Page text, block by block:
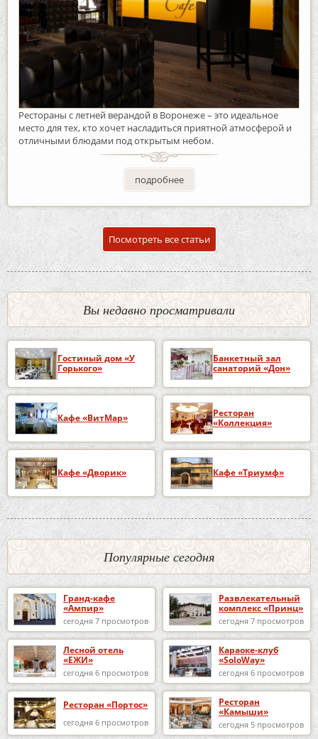
Рестораны с летней верандой в Воронеже – это идеальное
место для тех, кто хочет насладиться приятной атмосферой и
отличными блюдами под открытым небом.
подробнее
Посмотреть все статьи
Вы недавно просматривали
Гостиный дом «У
Горького»
Банкетный зал
санаторий «Дон»
Кафе «ВитМар»
Ресторан
«Коллекция»
Кафе «Дворик» Кафе «Триумф»
Популярные сегодня
Гранд-кафе
«Ампир»
сегодня 7 просмотров
Развлекательный
комплекс «Принц»
сегодня 7 просмотров
Лесной отель
«ЕЖИ»
сегодня 6 просмотров
Караоке-клуб
«SoloWay»
сегодня 6 просмотров
Ресторан «Портос»
сегодня 6 просмотров
Ресторан
«Камыши»
сегодня 5 просмотров